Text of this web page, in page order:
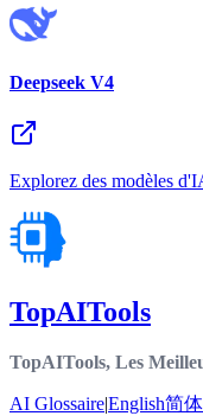
Deepseek V4
Explorez des modèles
TopAITools
TopAITools, Les
AI Glossaire|English简